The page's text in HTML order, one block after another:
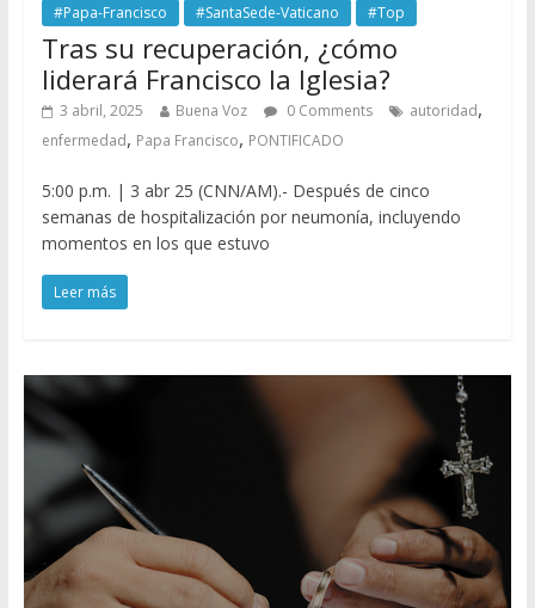
#Papa-Francisco #SantaSede-Vaticano #Top
Tras su recuperación, ¿cómo
liderará Francisco la Iglesia?
3 abril, 2025 Buena Voz 0 Comments autoridad,
enfermedad, Papa Francisco, PONTIFICADO
5:00 p.m. | 3 abr 25 (CNN/AM).- Después de cinco
semanas de hospitalización por neumonía, incluyendo
momentos en los que estuvo
Leer más